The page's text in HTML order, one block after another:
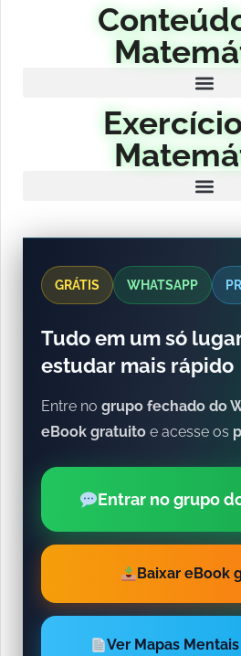
GRÁTIS WHATSAPP
Tudo em um só
estudar mais rápido
Entre no grupo fechado do
eBook gratuito e acesse os
Entrar no grupo
Baixar eBook
Ver Mapas